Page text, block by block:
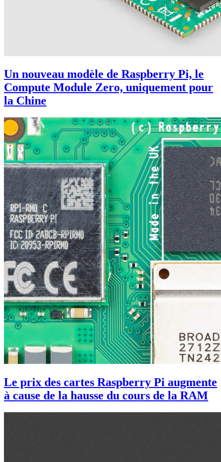
Un nouveau modèle de Raspberry Pi, le
Compute Module Zero, uniquement pour
la Chine
Le prix des cartes Raspberry Pi augmente
à cause de la hausse du cours de la RAM